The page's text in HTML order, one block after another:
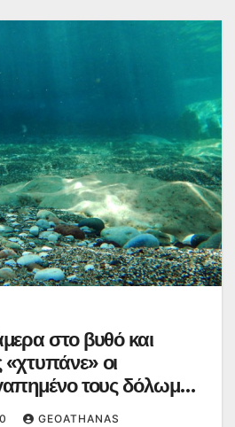
στο βυθό και
οι
τους δόλωμα
GEOATHANAS